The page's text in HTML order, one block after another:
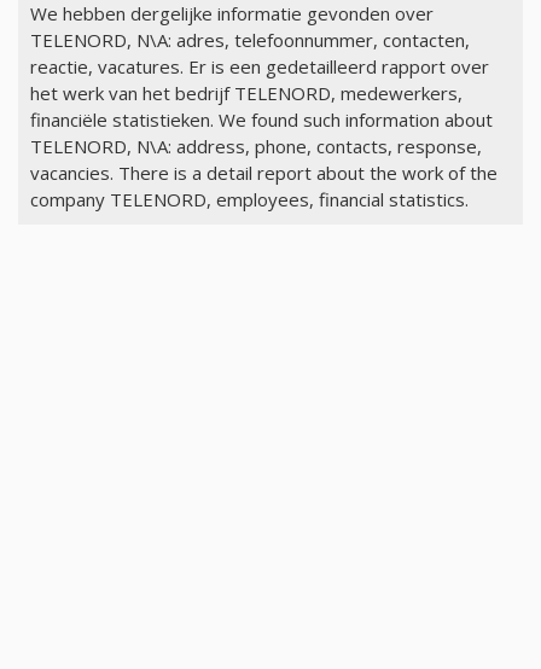
We hebben dergelijke informatie gevonden over
TELENORD, N\A: adres, telefoonnummer, contacten,
reactie, vacatures. Er is een gedetailleerd rapport over
het werk van het bedrijf TELENORD, medewerkers,
financiële statistieken. We found such information about
TELENORD, N\A: address, phone, contacts, response,
vacancies. There is a detail report about the work of the
company TELENORD, employees, financial statistics.